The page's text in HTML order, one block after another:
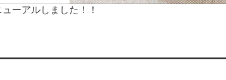
ーアルしました！！